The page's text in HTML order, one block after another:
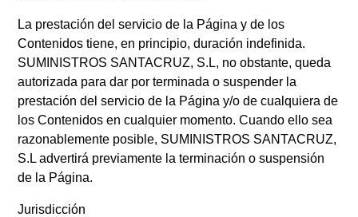
La prestación del servicio de la Página y de los
Contenidos tiene, en principio, duración indefinida.
SUMINISTROS SANTACRUZ, S.L, no obstante, queda
autorizada para dar por terminada o suspender la
prestación del servicio de la Página y/o de cualquiera de
los Contenidos en cualquier momento. Cuando ello sea
razonablemente posible, SUMINISTROS SANTACRUZ,
S.L advertirá previamente la terminación o suspensión
de la Página.
Jurisdicción